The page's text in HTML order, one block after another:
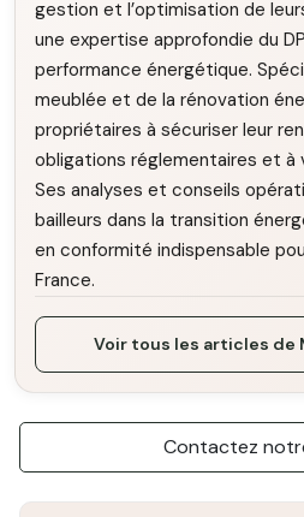
gestion et l’optimisation de
une expertise approfondie du
performance énergétique.
meublée et de la rénovation
propriétaires à sécuriser leur
obligations réglementaires et à
Ses analyses et conseils
bailleurs dans la transition
en conformité indispensable
France.
Voir tous les articles de
Contactez